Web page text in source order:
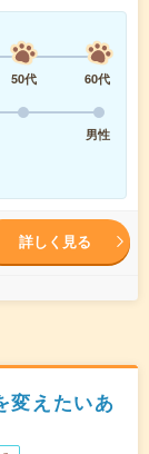
50代
60代
男性
詳しく見る
変えたいあ